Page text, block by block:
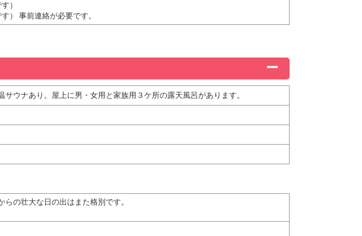
）
事前連絡が必要です。
ウナあり。屋上に男・女用と家族用３ケ所の露天風呂があります。
の壮大な日の出はまた格別です。